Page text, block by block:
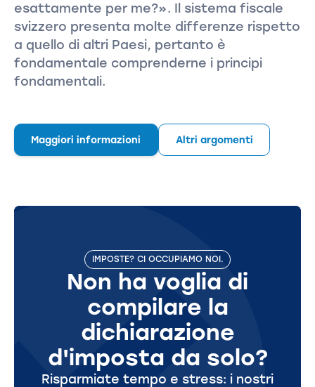
esattamente per me?». Il sistema fiscale
svizzero presenta molte differenze rispetto
a quello di altri Paesi, pertanto è
fondamentale comprenderne i principi
fondamentali.
Maggiori informazioni Altri argomenti
IMPOSTE? CI OCCUPIAMO NOI.
Non ha voglia di
compilare la
dichiarazione
d'imposta da solo?
Risparmiate tempo e stress: i nostri